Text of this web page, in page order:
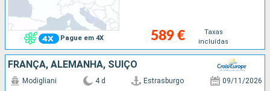
Pague em 4X 589 €
Taxas
incluídas
FRANÇA, ALEMANHA, SUÍÇO
Modigliani 4 d Estrasburgo 09/11/2026